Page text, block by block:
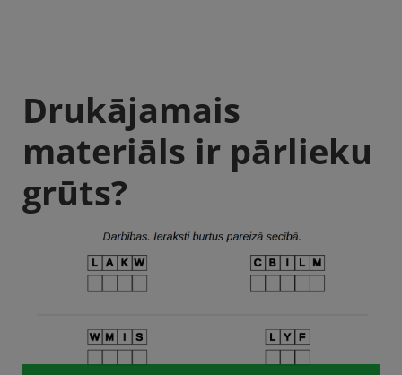
Drukājamais
materiāls ir pārlieku
grūts?